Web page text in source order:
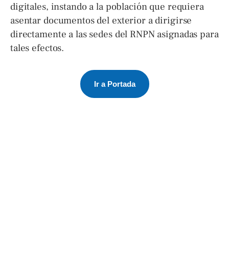
digitales, instando a la población que requiera
asentar documentos del exterior a dirigirse
directamente a las sedes del RNPN asignadas para
tales efectos.
Ir a Portada